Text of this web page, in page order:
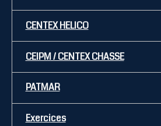
CENTEX HELICO
CEIPM / CENTEX CHASSE
PATMAR
Exercices